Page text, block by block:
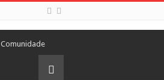
Comunidade